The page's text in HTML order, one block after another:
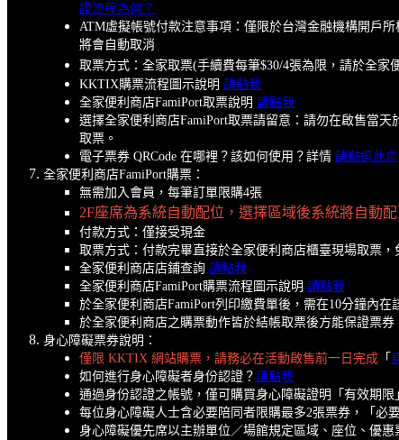
證流程為何？
ATM虛擬帳號付款注意事項：僅限於台灣金融機構開戶
將會自動取消
取票方式：全家取票(手續費每筆$30/4張為限，請於全家
KKTIX購票流程圖示說明 請點我
全家便利商店FamiPort取票說明 請點我
選擇全家便利商店FamiPort取票請留意：請勿在啟售當
取票。
電子票券 QRCode 在哪裡？該如何使用？詳情 請點選此處
全家便利商店FamiPort購票：
無需加入會員，每筆訂單限購4張
2F座席為系統自動配位，選擇區域後系統將自動
付款方式：僅接受現金
取票方式：付款完畢直接於全家便利商店櫃臺現場取票，
全家便利商店店鋪查詢 請點我
全家便利商店FamiPort購票流程圖示說明 請點我
於全家便利商店FamiPort列印繳費單後，需在10分鐘內
於全家便利商店之購票動作皆於結帳取票後方能保證票
身心障礙票券說明：
僅限 KKTIX 網站購票，請務必在活動啟售前一日完成 「
如何進行身心障礙者身份認證？ 請點我
通過身份認證之帳號，僅可購買身心障礙證明「有效期限
每位身心障礙人士含必要陪同者限購最多2張票券，「必
身心障礙優先席以主辦單位／場館規定區域、座位、優惠